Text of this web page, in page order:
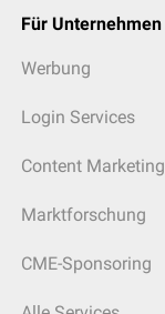
Für Unternehmen
Werbung
Login Services
Content Marketing
Marktforschung
CME-Sponsoring